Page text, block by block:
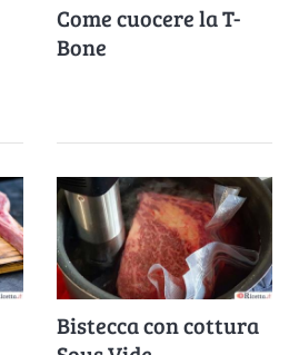
Come cuocere la T-
Bone
Bistecca con cottura